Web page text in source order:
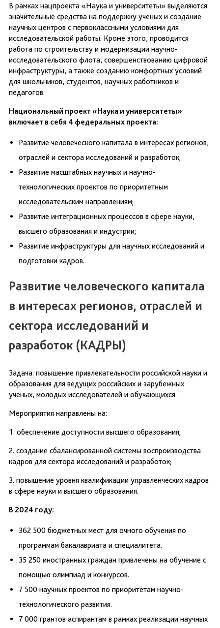
В рамках нацпроекта «Наука и университеты» выделяются
значительные средства на поддержку ученых и создание
научных центров с первоклассными условиями для
исследовательской работы. Кроме этого, проводится
работа по строительству и модернизации научно-
исследовательского флота, совершенствованию цифровой
инфраструктуры, а также созданию комфортных условий
для школьников, студентов, научных работников и
педагогов.
Национальный проект «Наука и университеты»
включает в себя 4 федеральных проекта:
Развитие человеческого капитала в интересах регионов,
отраслей и сектора исследований и разработок;
Развитие масштабных научных и научно-
технологических проектов по приоритетным
исследовательским направлениям;
Развитие интеграционных процессов в сфере науки,
высшего образования и индустрии;
Развитие инфраструктуры для научных исследований и
подготовки кадров.
Развитие человеческого капитала
в интересах регионов, отраслей и
сектора исследований и
разработок (КАДРЫ)
Задача: повышение привлекательности российской науки и
образования для ведущих российских и зарубежных
ученых, молодых исследователей и обучающихся.
Мероприятия направлены на:
1. обеспечение доступности высшего образования;
2. создание сбалансированной системы воспроизводства
кадров для сектора исследований и разработок;
3. повышение уровня квалификации управленческих кадров
в сфере науки и высшего образования.
В 2024 году:
362 500 бюджетных мест для очного обучения по
программам бакалавриата и специалитета.
35 250 иностранных граждан привлечены на обучение с
помощью олимпиад и конкурсов.
7 500 научных проектов по приоритетам научно-
технологического развития.
7 000 грантов аспирантам в рамках реализации научных